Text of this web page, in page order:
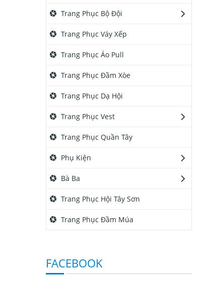
Trang Phục Bộ Đội
Trang Phục Váy Xếp
Trang Phục Áo Pull
Trang Phục Đầm Xòe
Trang Phục Dạ Hội
Trang Phục Vest
Trang Phục Quần Tây
Phụ Kiện
Bà Ba
Trang Phục Hội Tây Sơn
Trang Phục Đầm Múa
FACEBOOK